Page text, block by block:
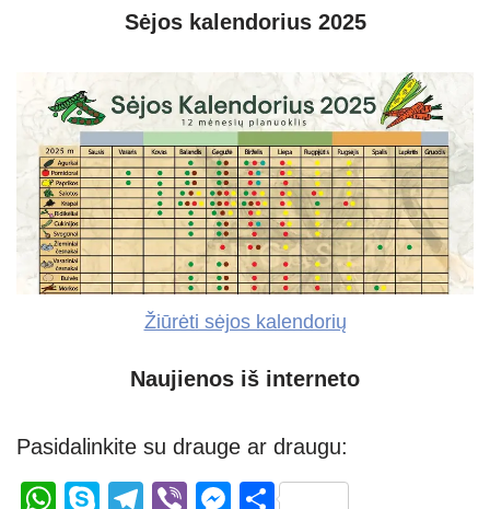
Sėjos kalendorius 2025
Žiūrėti sėjos kalendorių
Naujienos iš interneto
Pasidalinkite su drauge ar draugu:
W S T Vi M S